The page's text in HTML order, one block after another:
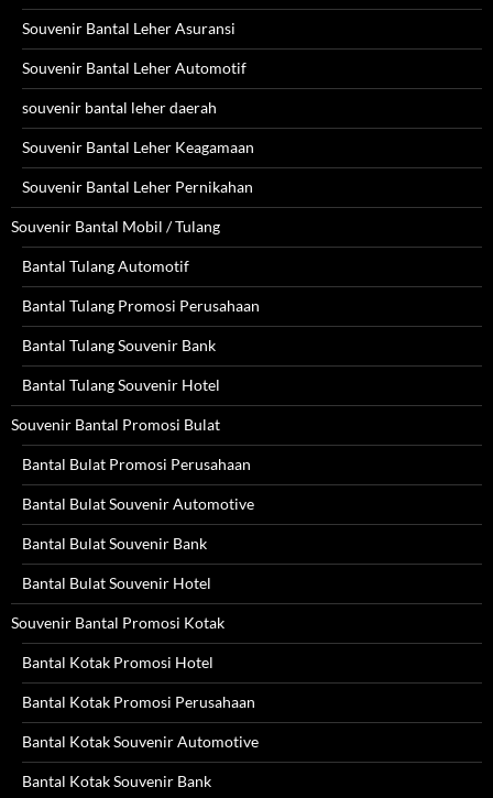
Souvenir Bantal Leher Asuransi
Souvenir Bantal Leher Automotif
souvenir bantal leher daerah
Souvenir Bantal Leher Keagamaan
Souvenir Bantal Leher Pernikahan
Souvenir Bantal Mobil / Tulang
Bantal Tulang Automotif
Bantal Tulang Promosi Perusahaan
Bantal Tulang Souvenir Bank
Bantal Tulang Souvenir Hotel
Souvenir Bantal Promosi Bulat
Bantal Bulat Promosi Perusahaan
Bantal Bulat Souvenir Automotive
Bantal Bulat Souvenir Bank
Bantal Bulat Souvenir Hotel
Souvenir Bantal Promosi Kotak
Bantal Kotak Promosi Hotel
Bantal Kotak Promosi Perusahaan
Bantal Kotak Souvenir Automotive
Bantal Kotak Souvenir Bank